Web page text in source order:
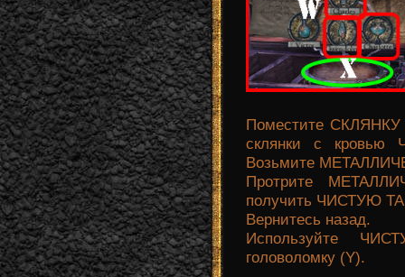
Поместите
склянки с кровью
Возьмите
Протрите
получить ЧИСТУЮ
Вернитесь назад.
Используйте
головоломку (Y).